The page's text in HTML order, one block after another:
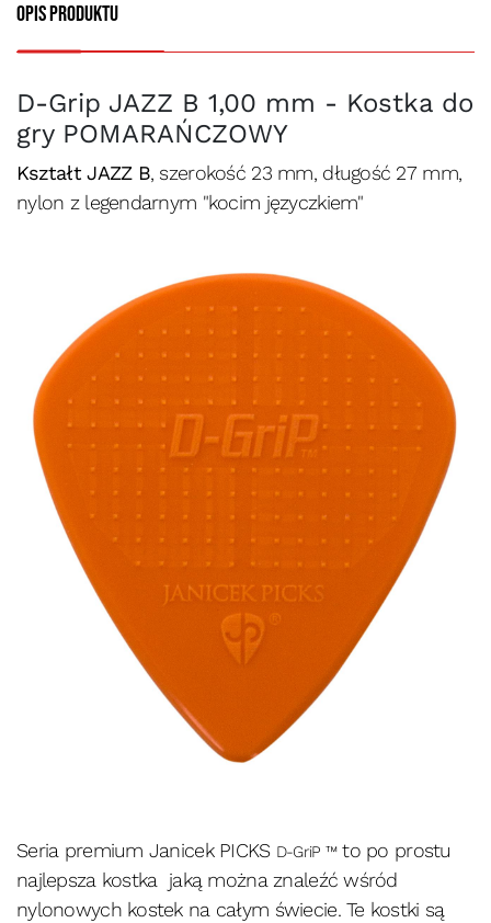
Opis produktu
D-Grip JAZZ B 1,00 mm - Kostka do
gry POMARAŃCZOWY
Kształt JAZZ B, szerokość 23 mm, długość 27 mm,
nylon z legendarnym "kocim języczkiem"
Seria premium Janicek PICKS D-GriP ™to po prostu
najlepsza kostka jaką można znaleźć wśród
nylonowych kostek na całym świecie. Te kostki są